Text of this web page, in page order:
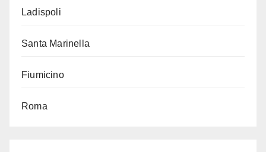
Ladispoli
Santa Marinella
Fiumicino
Roma